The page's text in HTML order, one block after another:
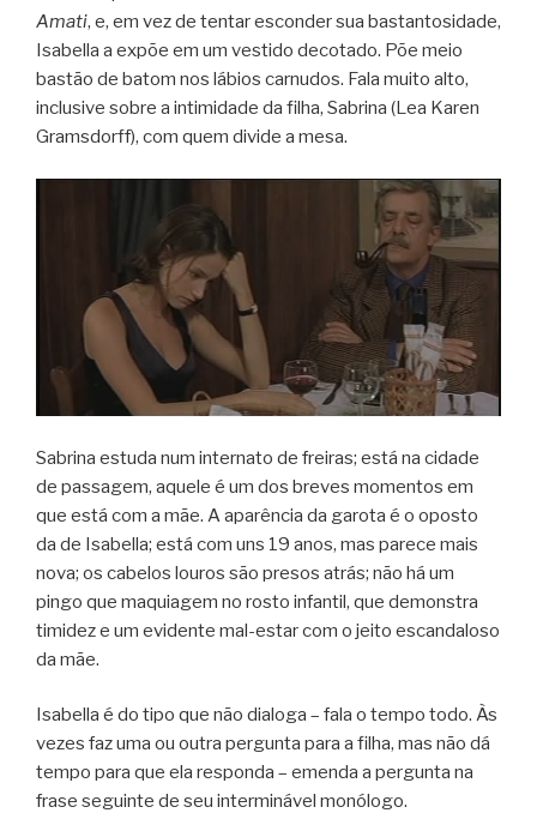
Amati, e, em vez de tentar esconder sua bastantosidade,
Isabella a expõe em um vestido decotado. Põe meio
bastão de batom nos lábios carnudos. Fala muito alto,
inclusive sobre a intimidade da filha, Sabrina (Lea Karen
Gramsdorff), com quem divide a mesa.
Sabrina estuda num internato de freiras; está na cidade
de passagem, aquele é um dos breves momentos em
que está com a mãe. A aparência da garota é o oposto
da de Isabella; está com uns 19 anos, mas parece mais
nova; os cabelos louros são presos atrás; não há um
pingo que maquiagem no rosto infantil, que demonstra
timidez e um evidente mal-estar com o jeito escandaloso
da mãe.
Isabella é do tipo que não dialoga – fala o tempo todo. Às
vezes faz uma ou outra pergunta para a filha, mas não dá
tempo para que ela responda – emenda a pergunta na
frase seguinte de seu interminável monólogo.